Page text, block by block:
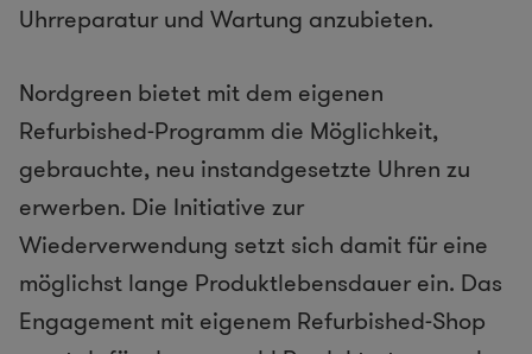
Uhrreparatur und Wartung anzubieten.
Nordgreen bietet mit dem eigenen
Refurbished-Programm die Möglichkeit,
gebrauchte, neu instandgesetzte Uhren zu
erwerben. Die Initiative zur
Wiederverwendung setzt sich damit für eine
möglichst lange Produktlebensdauer ein. Das
Engagement mit eigenem Refurbished-Shop